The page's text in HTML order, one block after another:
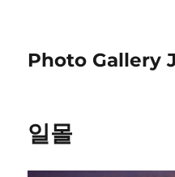
Photo Gallery
일몰